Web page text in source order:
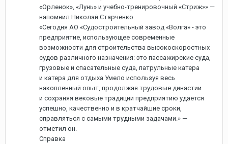
«Орленок», «Лунь» и учебно-тренировочный «Стриж»» —
напомнил Николай Старченко.
«Сегодня АО «Судостроительный завод «Волга» - это
предприятие, использующее современные
возможности для строительства высокоскоростных
судов различного назначения: это пассажирские суда,
грузовые и спасательные суда, патрульные катера
и катера для отдыха Умело используя весь
накопленный опыт, продолжая трудовые династии
и сохраняя вековые традиции предприятию удается
успешно, качественно и в кратчайшие сроки,
справляться с самыми трудными задачами.» —
отметил он.
Справка